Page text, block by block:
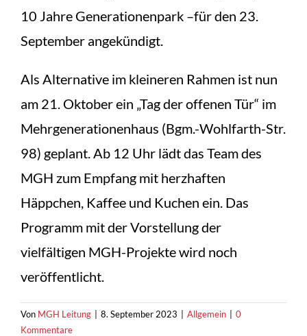
10 Jahre Generationenpark –für den 23.
September angekündigt.
Als Alternative im kleineren Rahmen ist nun
am 21. Oktober ein „Tag der offenen Tür“ im
Mehrgenerationenhaus (Bgm.-Wohlfarth-Str.
98) geplant. Ab 12 Uhr lädt das Team des
MGH zum Empfang mit herzhaften
Häppchen, Kaffee und Kuchen ein. Das
Programm mit der Vorstellung der
vielfältigen MGH-Projekte wird noch
veröffentlicht.
Von MGH Leitung 8. September 2023 Allgemein
0
Kommentare